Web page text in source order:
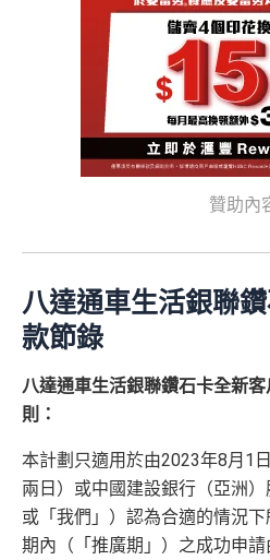
贊助內
八達通車生活銀聯
款節錄
八達通車生活銀聯鑽石卡全新
則：
本計劃只適用於由2023年8月1
兩日）或中國建設銀行（亞洲）
或「我們」）認為合適的情況
期內（「推廣期」）之成功申